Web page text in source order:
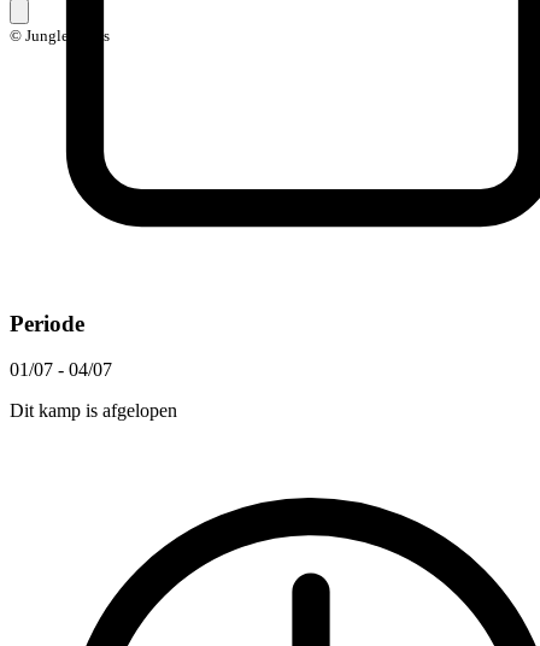
© Jungle Skills
Periode
01/07 - 04/07
Dit kamp is afgelopen